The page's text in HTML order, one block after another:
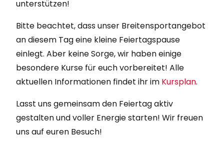
unterstützen!
Bitte beachtet, dass unser Breitensportangebot
an diesem Tag eine kleine Feiertagspause
einlegt. Aber keine Sorge, wir haben einige
besondere Kurse für euch vorbereitet! Alle
aktuellen Informationen findet ihr im Kursplan.
Lasst uns gemeinsam den Feiertag aktiv
gestalten und voller Energie starten! Wir freuen
uns auf euren Besuch!